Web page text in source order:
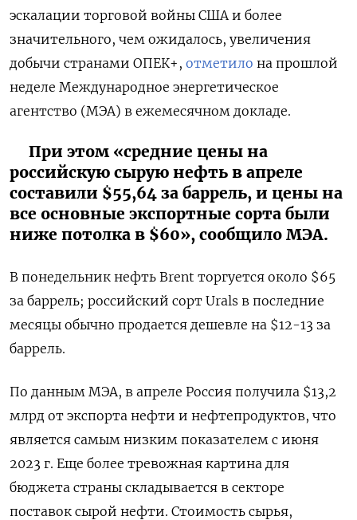
эскалации торговой войны США и более
значительного, чем ожидалось, увеличения
добычи странами ОПЕК+, отметило на прошлой
неделе Международное энергетическое
агентство (МЭА) в ежемесячном докладе.
При этом «средние цены на
российскую сырую нефть в апреле
составили $55,64 за баррель, и цены на
все основные экспортные сорта были
ниже потолка в $60», сообщило МЭА.
В понедельник нефть Brent торгуется около $65
за баррель; российский сорт Urals в последние
месяцы обычно продается дешевле на $12-13 за
баррель.
По данным МЭА, в апреле Россия получила $13,2
млрд от экспорта нефти и нефтепродуктов, что
является самым низким показателем с июня
2023 г. Еще более тревожная картина для
бюджета страны складывается в секторе
поставок сырой нефти. Стоимость сырья,